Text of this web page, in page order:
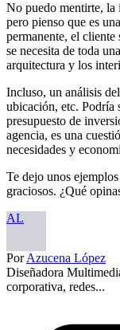
No puedo mentirte, la
pero pienso que es
permanente, el cliente
se necesita de toda
arquitectura y los
Incluso, un análisis
ubicación, etc. Podría
presupuesto de
agencia, es una
necesidades y
Te dejo unos
graciosos. ¿Qué
AL
PorAzucena López
Diseñadora
corporativa, redes...